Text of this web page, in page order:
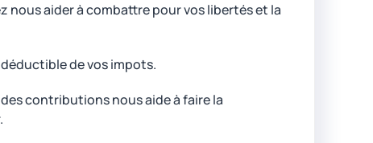
nous aider à combattre pour vos libertés et la
de vos impots.
contributions nous aide à faire la